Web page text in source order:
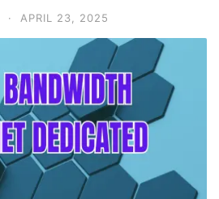
· APRIL 23, 2025